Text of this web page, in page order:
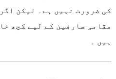
کی ضرورت نہیں ہے۔ لیکن
مقامی صارفین کے لیے کچھ
ہیں ۔